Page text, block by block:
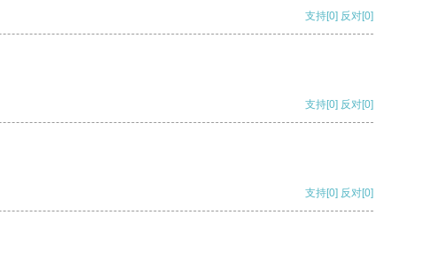
支持[0] 反对[0]
支持[0] 反对[0]
支持[0] 反对[0]